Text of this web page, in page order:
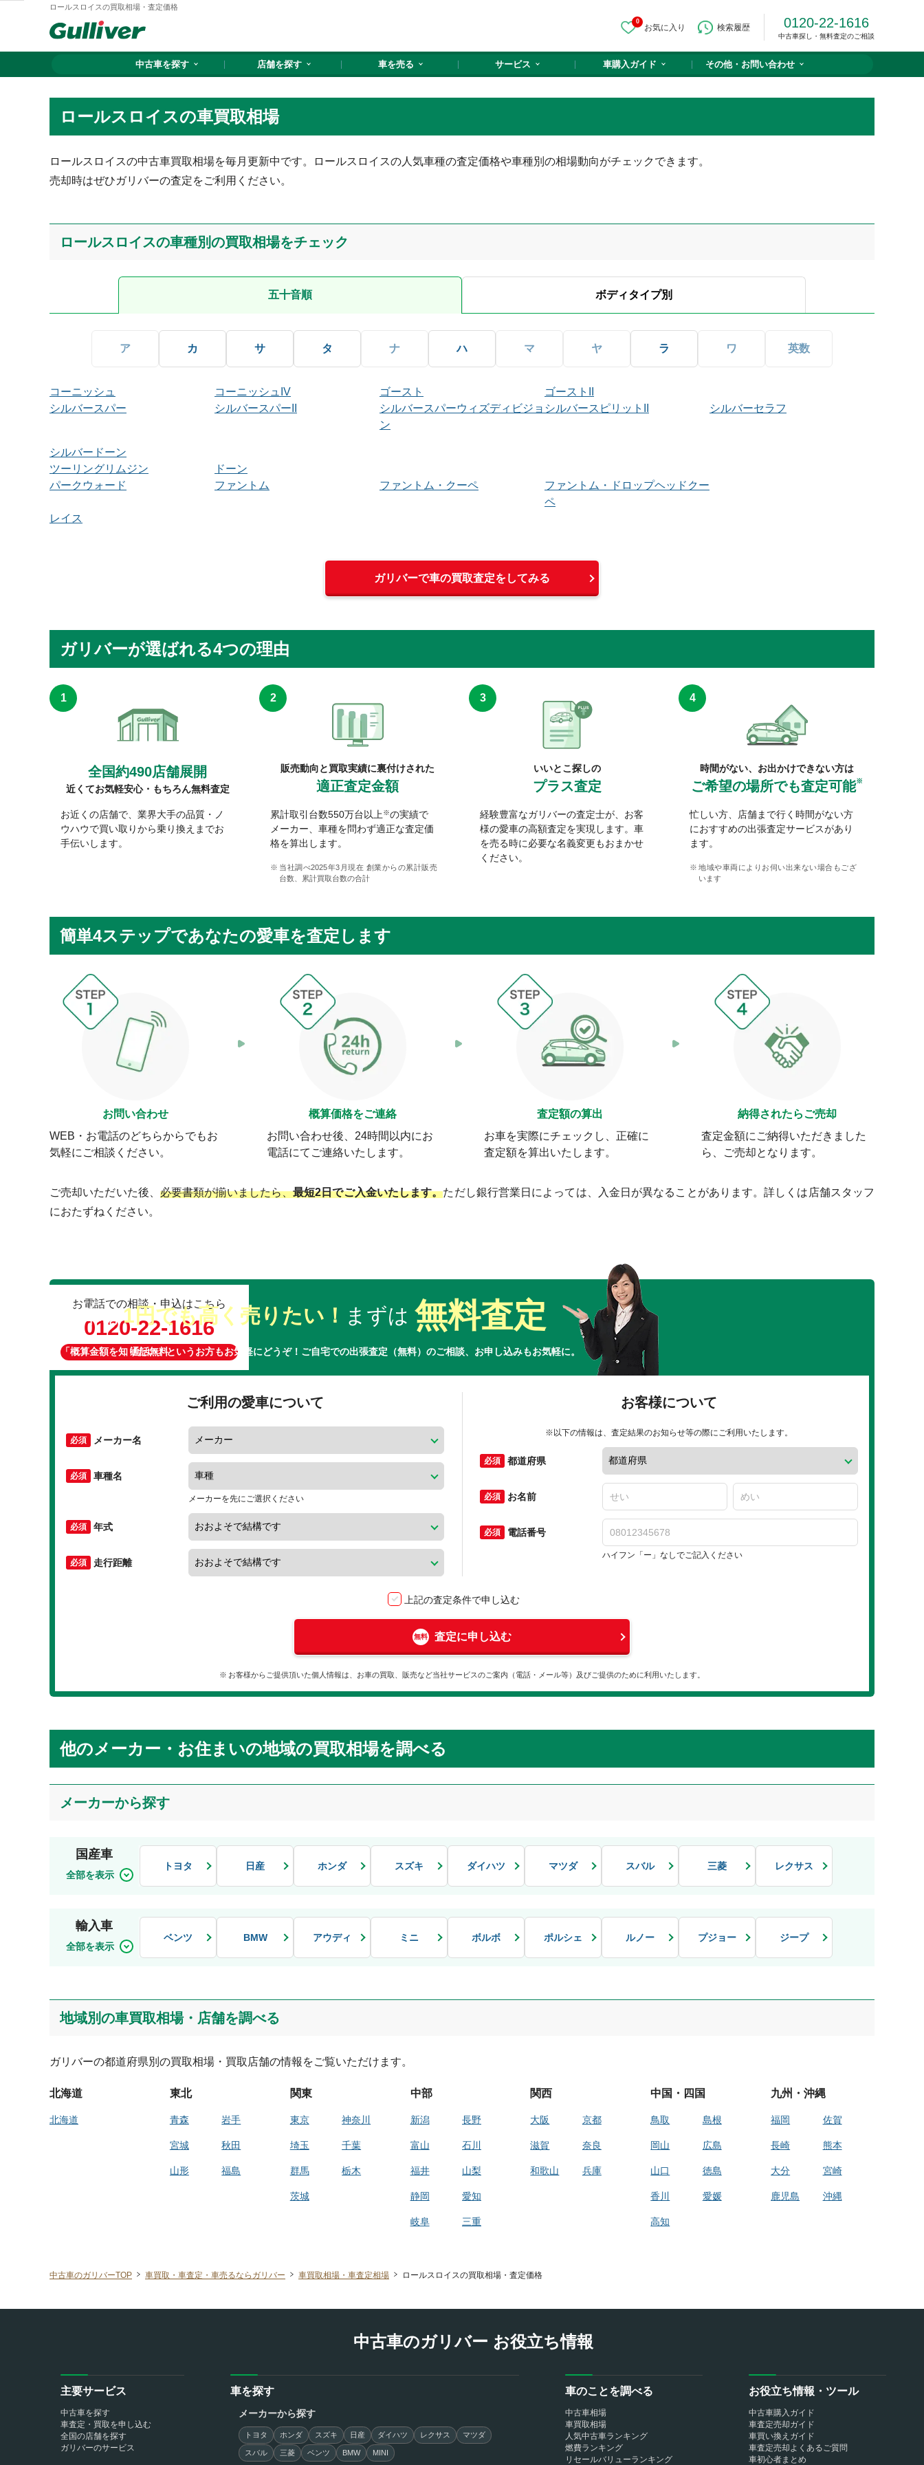
ロールスロイスの買取相場・査定価格
0
お気に入り 検索履歴 0120-22-1616
中古車探し・無料査定のご相談
中古車を探す 店舗を探す 車を売る サービス 車購入ガイド その他・ お問い合わせ
ロールスロイスの車買取相場
ロールスロイスの中古車買取相場を毎月更新中です。ロールスロイスの人気車種の査定価格や車種別の相場動向がチェックできます。
売却時はぜひガリバーの査定をご利用ください。
ロールスロイスの車種別の買取相場をチェック
五十音順 ボディタイプ別
ア カ サ タ ナ ハ マ ヤ ラ ワ 英数
コーニッシュ コーニッシュIV ゴースト
ゴーストII
シルバースパー
シルバースパーII
シルバースパーウィズディビジョ
ン
シルバースピリットII シルバーセラフ
シルバードーン
ツーリングリムジン
ドーン
パークウォード
ファントム ファントム・クーペ
ファントム・ドロップヘッドクー
ペ
レイス
ガリバーで車の買取査定をしてみる
ガリバーが選ばれる4つの理由
全国約490店舗展開
近くてお気軽安心・もちろん無料査定
お近くの店舗で、業界大手の品質・ノ
ウハウで買い取りから乗り換えまでお
手伝いします。
販売動向と買取実績に裏付けされた
適正査定金額
累計取引台数550万台以上 ※の実績で
メーカー、車種を問わず適正な査定価
格を算出します。
当社調べ2025年3月現在 創業からの累計販売
台数、累計買取台数の合計
いいとこ探しの
プラス査定
経験豊富なガリバーの査定士が、お客
様の愛車の高額査定を実現します。車
を売る時に必要な名義変更もおまかせ
ください。
時間がない、お出かけできない方は
ご希望の場所でも査定可能※
忙しい方、店舗まで行く時間がない方
におすすめの出張査定サービスがあり
ます。
地域や車両によりお伺い出来ない場合もござ
います
簡単4ステップであなたの愛車を査定します
お問い合わせ
WEB・お電話のどちらからでもお
気軽にご相談ください。
概算価格をご連絡
お問い合わせ後、24時間以内にお
電話にてご連絡いたします。
査定額の算出
お車を実際にチェックし、正確に
査定額を算出いたします。
納得されたらご売却
査定金額にご納得いただきました
ら、ご売却となります。
ご売却いただいた後、 必要書類が揃いましたら、最短2日でご入金いたします。ただし銀行営業日によっては、入金日が異なることがあります。詳しくは店舗スタッフ
におたずねください。
愛車は1円でも高く売りたい！ まずは 無料査定
「概算金額を知りたい」というお方もお気軽にどうぞ！ご自宅での出張査定（無料）のご相談、お申し込みもお気軽に。
お電話での相談・申込はこちら
0120-22-1616
通話無料
ご利用の愛車について
メーカー名
車種名
メーカーを先にご選択ください
年式
走行距離
お客様について
※以下の情報は、査定結果のお知らせ等の際にご利用いたします。
都道府県
お名前
電話番号
ハイフン「ー」なしでご記入ください
上記の査定条件で申し込む
査定に申し込む
お客様からご提供頂いた個人情報は、お車の買取、販売など当社サービスのご案内（電話・メール等）及びご提供のために利用いたします。
他のメーカー・お住まいの地域の買取相場を調べる
メーカーから探す
国産車
トヨタ 日産 ホンダ スズキ ダイハツ マツダ スバル 三菱 レクサス
輸入車
ベンツ BMW アウディ ミニ ボルボ ポルシェ ルノー プジョー ジープ
地域別の車買取相場・店舗を調べる
ガリバーの都道府県別の買取相場・買取店舗の情報をご覧いただけます。
北海道
北海道
東北
青森 岩手
宮城 秋田
山形 福島
関東
東京 神奈川
埼玉 千葉
群馬 栃木
茨城
中部
新潟 長野
富山 石川
福井 山梨
静岡 愛知
岐阜 三重
関西
大阪 京都
滋賀 奈良
和歌山 兵庫
中国・四国
鳥取 島根
岡山 広島
山口 徳島
香川 愛媛
高知
九州・沖縄
福岡 佐賀
長崎 熊本
大分 宮崎
鹿児島 沖縄
中古車のガリバーTOP 車買取・車査定・車売るならガリバー 車買取相場・車査定相場 ロールスロイスの買取相場・査定価格
中古車のガリバー お役立ち情報
主要サービス
中古車を探す
車査定・買取を申し込む
全国の店舗を探す
ガリバーのサービス
車を探す
メーカーから探す
トヨタ ホンダ スズキ 日産 ダイハツ レクサス マツダ
スバル 三菱 ベンツ BMW MINI
車のことを調べる
中古車相場
車買取相場
人気中古車ランキング
燃費ランキング
リセールバリューランキング
お役立ち情報・ツール
中古車購入ガイド
車査定売却ガイド
車買い換えガイド
車査定売却よくあるご質問
車初心者まとめ